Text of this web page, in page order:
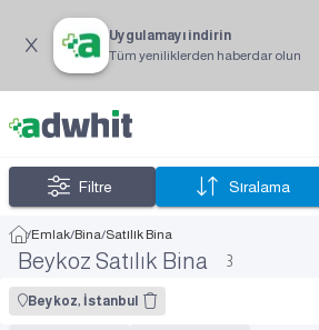
Uygulamayı indirin
Tüm yeniliklerden haberdar olun
Filtre Sıralama
/Emlak/Bina/Satılık Bina
Beykoz Satılık Bina 3
Beykoz, İstanbul